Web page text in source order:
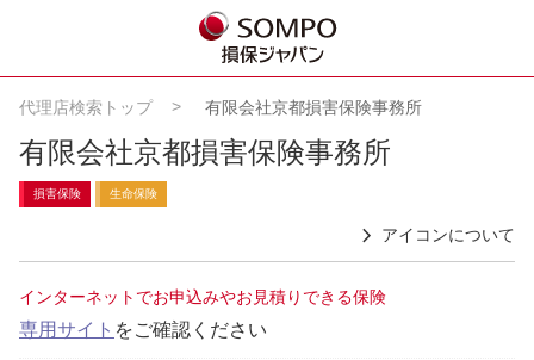
代理店検索トップ 有限会社京都損害保険事務所
有限会社京都損害保険事務所
損害保険 生命保険
アイコンについて
インターネットでお申込みやお見積りできる保険
専用サイト をご確認ください